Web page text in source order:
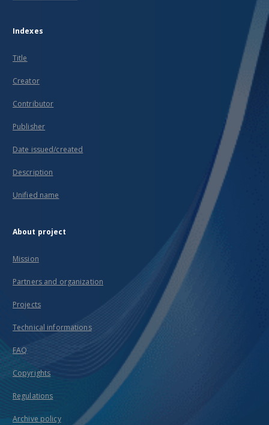
Indexes
Title
Creator
Contributor
Publisher
Date issued/created
Description
Unified name
About project
Mission
Partners and organization
Projects
Technical informations
FAQ
Copyrights
Regulations
Archive policy